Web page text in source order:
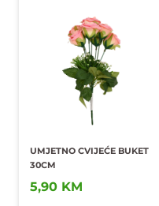
UMJETNO CVIJEĆE BUKET
30CM
5,90 KM